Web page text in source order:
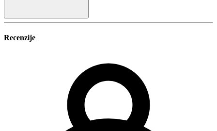
Recenzije